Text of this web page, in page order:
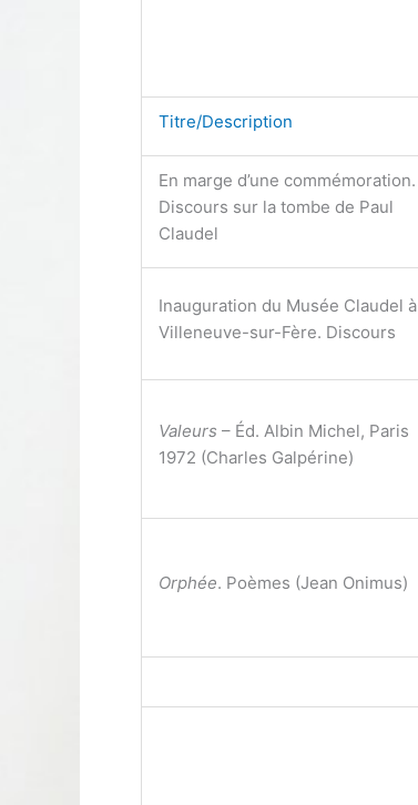
Titre/Description
En marge d’une commémoration.
Discours sur la tombe de Paul
Claudel
Inauguration du Musée Claudel à
Villeneuve-sur-Fère. Discours
Valeurs – Éd. Albin Michel, Paris
1972 (Charles Galpérine)
Orphée. Poèmes (Jean Onimus)